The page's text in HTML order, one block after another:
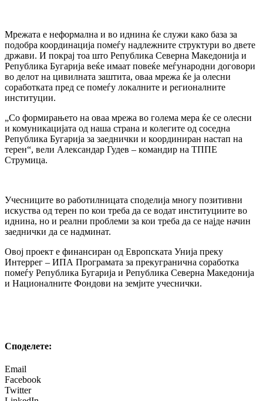
Мрежата е неформална и во иднина ќе служи како база за
подобра координација помеѓу надлежните структури во двете
држави. И покрај тоа што Република Северна Македонија и
Република Бугарија веќе имаат повеќе меѓународни договори
во делот на цивилната заштита, оваа мрежа ќе ја олесни
соработката пред се помеѓу локалните и регионалните
институции.
„Со формирањето на оваа мрежа во голема мера ќе се олесни
и комуникацијата од наша страна и колегите од соседна
Република Бугарија за заеднички и координиран настап на
терен“, вели Александар Гудев – командир на ТППЕ
Струмица.
Учесниците во работилницата споделија многу позитивни
искуства од терен по кои треба да се водат институциите во
иднина, но и реални проблеми за кои треба да се најде начин
заеднички да се надминат.
Овој проект е финансиран од Европската Унија преку
Интеррег – ИПА Програмата за прекугранична соработка
помеѓу Република Бугарија и Република Северна Македонија
и Националните Фондови на земјите учеснички.
Споделeте:
Email
Facebook
Twitter